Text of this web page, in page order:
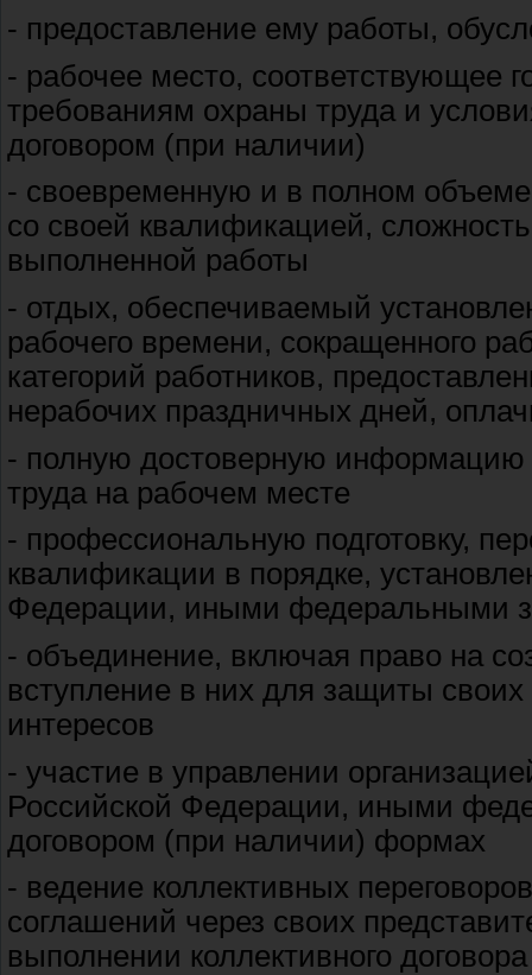
- предоставление ему работы,
- рабочее место, соответствующее
требованиям охраны труда и
договором (при наличии)
- своевременную и в полном
со своей квалификацией,
выполненной работы
- отдых, обеспечиваемый
рабочего времени, сокращенного
категорий работников,
нерабочих праздничных дней,
- полную достоверную информацию
труда на рабочем месте
- профессиональную подготовку,
квалификации в порядке,
Федерации, иными федеральными
- объединение, включая право на
вступление в них для защиты
интересов
- участие в управлении
Российской Федерации, иными
договором (при наличии) формах
- ведение коллективных
соглашений через своих
выполнении коллективного